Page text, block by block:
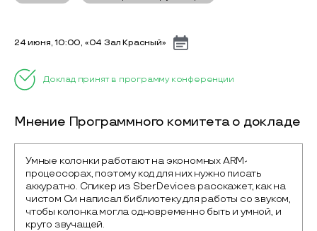
24 июня, 10:00, «04 Зал Красный»
Доклад принят в программу конференции
Мнение Программного комитета о докладе
Умные колонки работают на экономных ARM-
процессорах, поэтому код для них нужно писать
аккуратно. Спикер из SberDevices расскажет, как на
чистом Си написал библиотеку для работы со звуком,
чтобы колонка могла одновременно быть и умной, и
круто звучащей.